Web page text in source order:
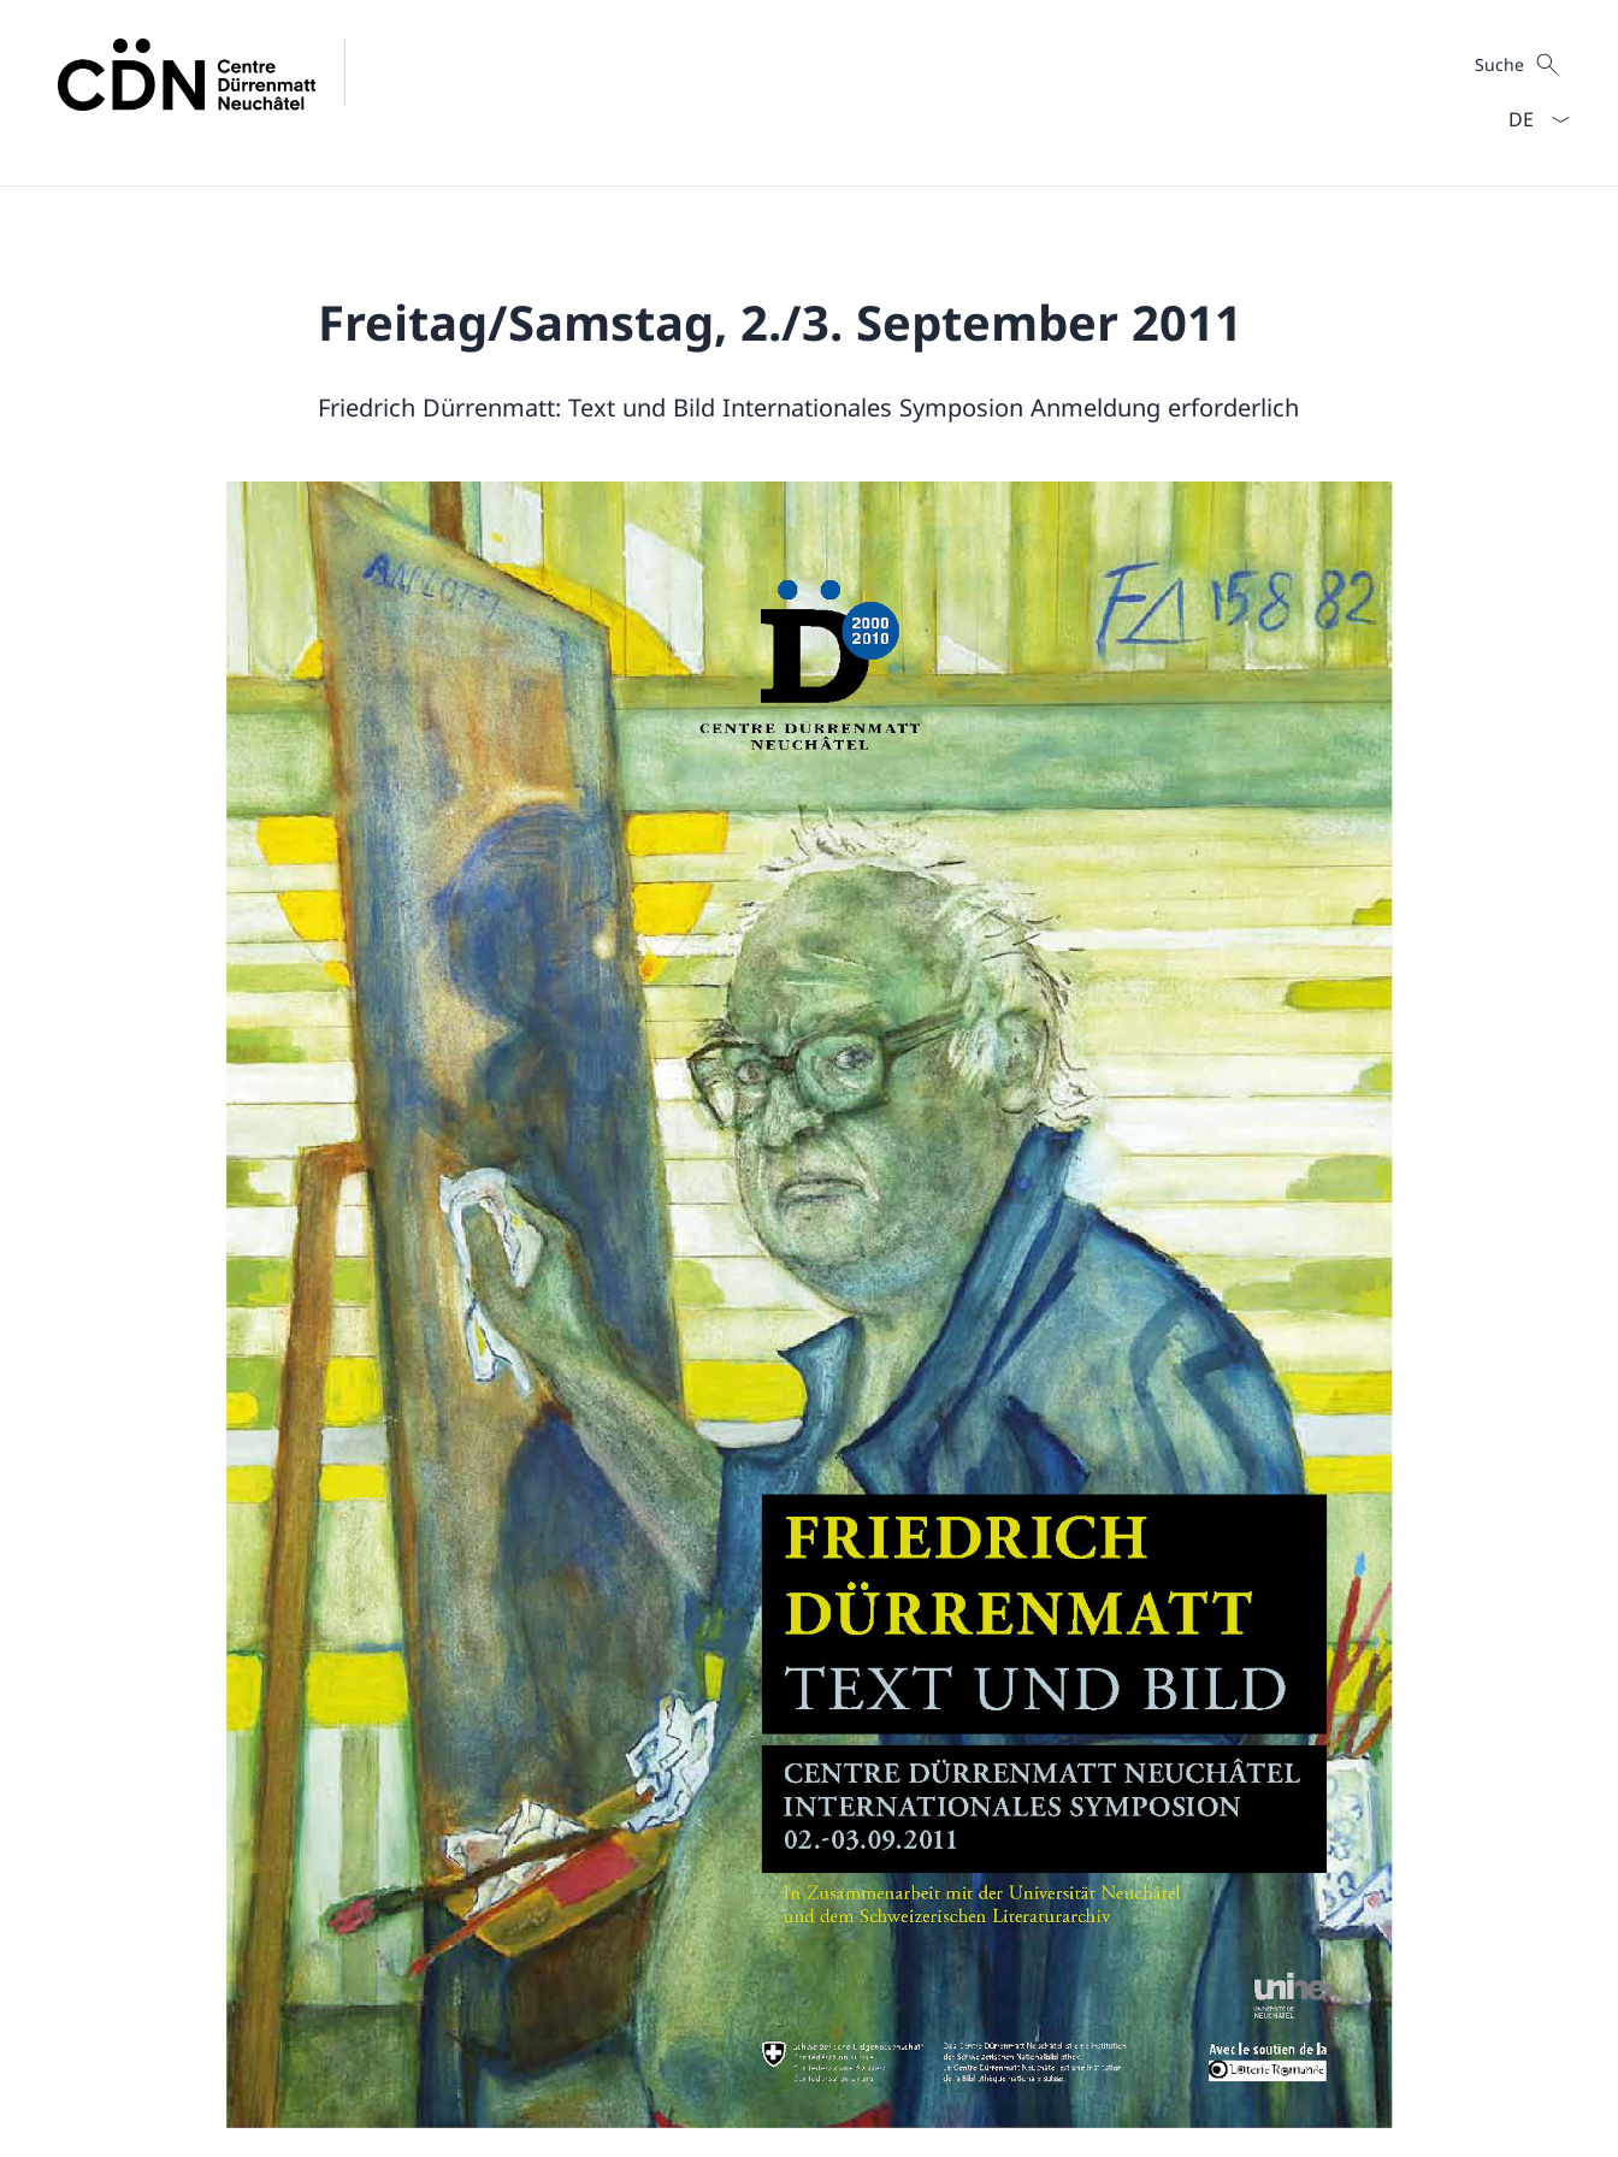
Suche
Suche
Freitag/Samstag, 2./3. September 2011
Friedrich Dürrenmatt: Text und Bild Internationales Symposion Anmeldung erforderlich